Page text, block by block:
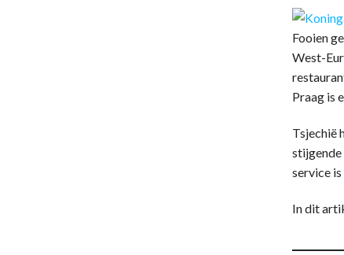
Fooien
West-
Praag is
Tsjechië
service
In dit